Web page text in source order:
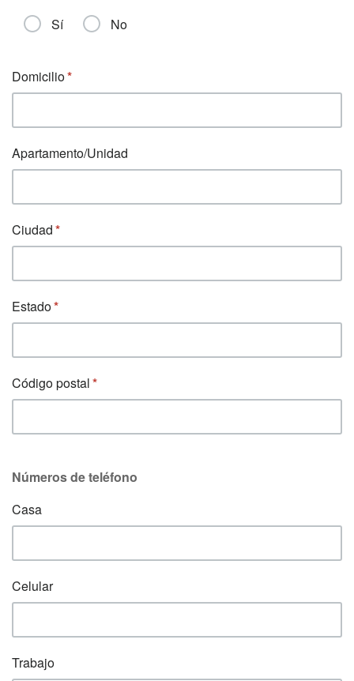
Sí
No
Domicilio
Apartamento/Unidad
Ciudad
Estado
Código postal
Números de teléfono
Casa
Celular
Trabajo